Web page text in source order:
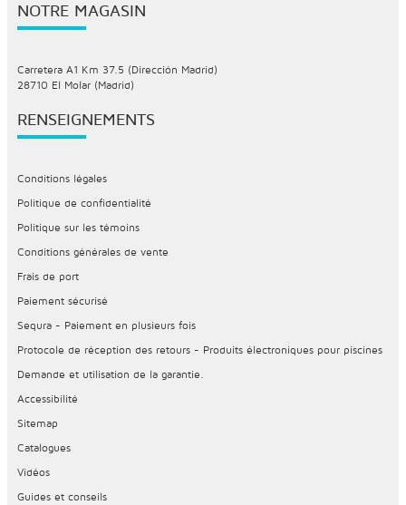
NOTRE MAGASIN
Carretera A1 Km 37.5 (Dirección Madrid)
28710 El Molar (Madrid)
RENSEIGNEMENTS
Conditions légales
Politique de confidentialité
Politique sur les témoins
Conditions générales de vente
Frais de port
Paiement sécurisé
Sequra - Paiement en plusieurs fois
Protocole de réception des retours - Produits électroniques pour piscines
Demande et utilisation de la garantie.
Accessibilité
Sitemap
Catalogues
Vidéos
Guides et conseils